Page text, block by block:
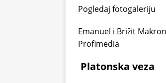
Pogledaj fotogaleriju
Emanuel i Brižit Makron
Profimedia
Platonska veza